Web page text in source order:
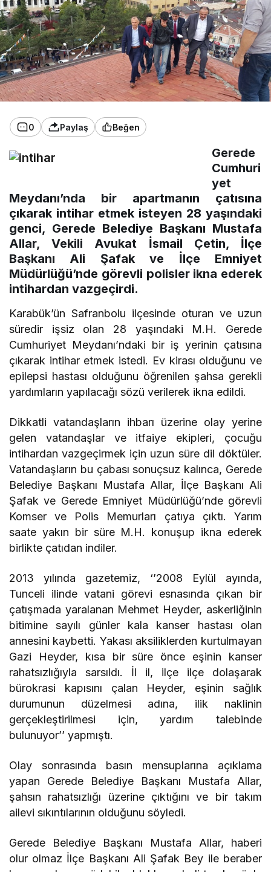
0 Paylaş Beğen
Gerede
Cumhuri
yet
Meydanı’nda bir apartmanın çatısına
çıkarak intihar etmek isteyen 28 yaşındaki
genci, Gerede Belediye Başkanı Mustafa
Allar, Vekili Avukat İsmail Çetin, İlçe
Başkanı Ali Şafak ve İlçe Emniyet
Müdürlüğü’nde görevli polisler ikna ederek
intihardan vazgeçirdi.
Karabük’ün Safranbolu ilçesinde oturan ve uzun
süredir işsiz olan 28 yaşındaki M.H. Gerede
Cumhuriyet Meydanı’ndaki bir iş yerinin çatısına
çıkarak intihar etmek istedi. Ev kirası olduğunu ve
epilepsi hastası olduğunu öğrenilen şahsa gerekli
yardımların yapılacağı sözü verilerek ikna edildi.
Dikkatli vatandaşların ihbarı üzerine olay yerine
gelen vatandaşlar ve itfaiye ekipleri, çocuğu
intihardan vazgeçirmek için uzun süre dil döktüler.
Vatandaşların bu çabası sonuçsuz kalınca, Gerede
Belediye Başkanı Mustafa Allar, İlçe Başkanı Ali
Şafak ve Gerede Emniyet Müdürlüğü’nde görevli
Komser ve Polis Memurları çatıya çıktı. Yarım
saate yakın bir süre M.H. konuşup ikna ederek
birlikte çatıdan indiler.
2013 yılında gazetemiz, ‘’2008 Eylül ayında,
Tunceli ilinde vatani görevi esnasında çıkan bir
çatışmada yaralanan Mehmet Heyder, askerliğinin
bitimine sayılı günler kala kanser hastası olan
annesini kaybetti. Yakası aksiliklerden kurtulmayan
Gazi Heyder, kısa bir süre önce eşinin kanser
rahatsızlığıyla sarsıldı. İl il, ilçe ilçe dolaşarak
bürokrasi kapısını çalan Heyder, eşinin sağlık
durumunun düzelmesi adına, ilik naklinin
gerçekleştirilmesi için, yardım talebinde
bulunuyor’’ yapmıştı.
Olay sonrasında basın mensuplarına açıklama
yapan Gerede Belediye Başkanı Mustafa Allar,
şahsın rahatsızlığı üzerine çıktığını ve bir takım
ailevi sıkıntılarının olduğunu söyledi.
Gerede Belediye Başkanı Mustafa Allar, haberi
olur olmaz İlçe Başkanı Ali Şafak Bey ile beraber